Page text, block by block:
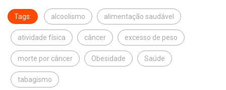
Tags: alcoolismo alimentação saudável
atividade física câncer excesso de peso
morte por câncer Obesidade Saúde
tabagismo